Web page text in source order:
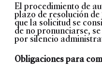
El procedimiento de
plazo de resolución
que la solicitud se
de no pronunciarse,
por silencio
Obligaciones para